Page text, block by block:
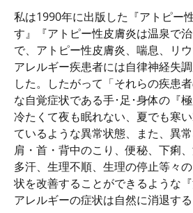
私は1990年に出版した『アトピー
す』『アトピー性皮膚炎は温泉で治
で、アトピー性皮膚炎、喘息、リウ
アレルギー疾患者には自律神経失
した。したがって「それらの疾患
な自覚症状である手･足･身体の『
冷たくて夜も眠れない、夏でも寒
ているような異常状態、また、異常
肩・首・背中のこり、便秘、下痢
多汗、生理不順、生理の停止等々
状を改善することができるような『
アレルギーの症状は自然に消退する